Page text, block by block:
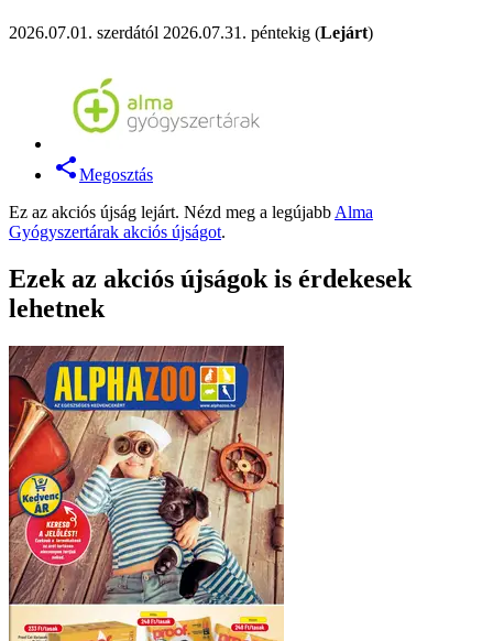
2026.07.01. szerdától 2026.07.31. péntekig (Lejárt)
Megosztás
Ez az akciós újság lejárt. Nézd meg a legújabb Alma
Gyógyszertárak akciós újságot.
Ezek az akciós újságok is érdekesek
lehetnek